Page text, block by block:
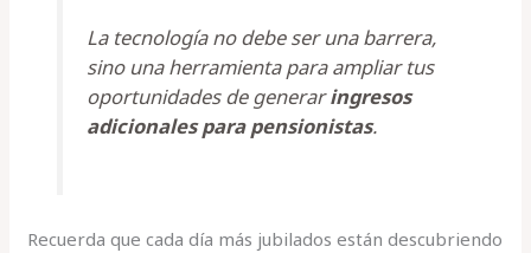
La tecnología no debe ser una barrera,
sino una herramienta para ampliar tus
oportunidades de generaringresos
adicionales para pensionistas.
Recuerda que cada día más jubilados están descubriendo